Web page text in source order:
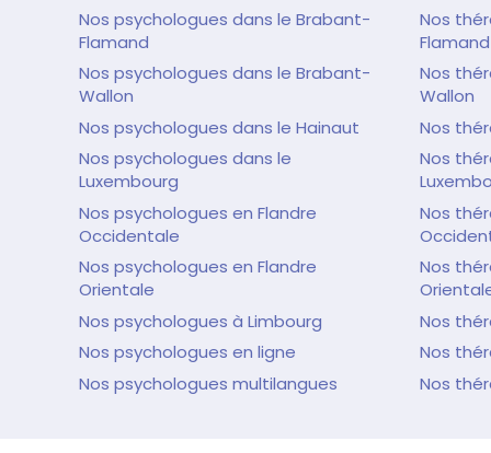
Nos psychologues dans le Brabant-
Flamand
Nos psychologues dans le Brabant-
Wallon
Nos psychologues dans le Hainaut
Nos psychologues dans le
Luxembourg
Nos psychologues en Flandre
Occidentale
Nos psychologues en Flandre
Orientale
Nos psychologues à Limbourg
Nos psychologues en ligne
Nos psychologues multilangues
Nos
Flamand
Nos
Wallon
Nos
Nos
Nos
Nos
Nos
Nos
Nos